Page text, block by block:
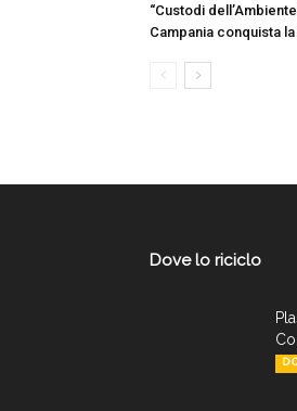
“Custodi
Campania conquista
Dove lo riciclo